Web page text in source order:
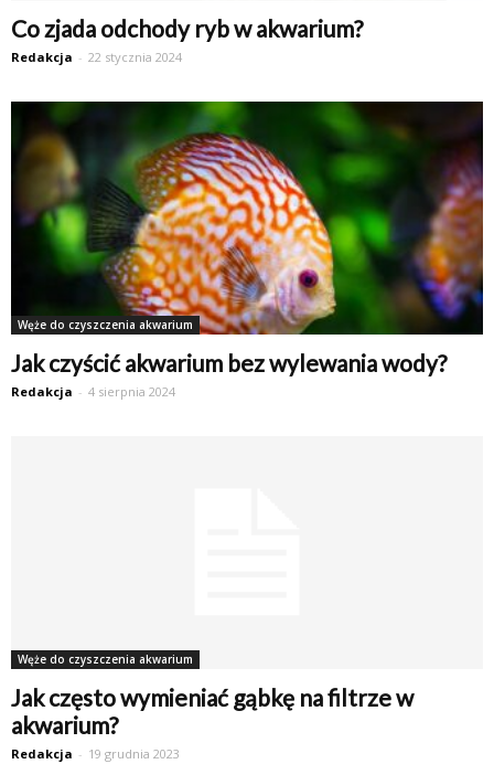
Co zjada odchody ryb w akwarium?
Redakcja - 22 stycznia 2024
Węże do czyszczenia akwarium
Jak czyścić akwarium bez wylewania wody?
Redakcja - 4 sierpnia 2024
Węże do czyszczenia akwarium
Jak często wymieniać gąbkę na filtrze w
akwarium?
Redakcja - 19 grudnia 2023